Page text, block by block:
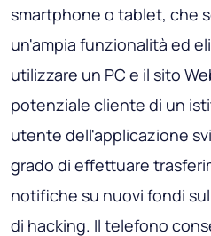
smartphone o tablet, che
un'ampia funzionalità ed
utilizzare un PC e il sito
potenziale cliente di un
utente dell'applicazione
grado di effettuare
notifiche su nuovi fondi
di hacking. Il telefono